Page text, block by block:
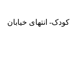
انتهای خیابان